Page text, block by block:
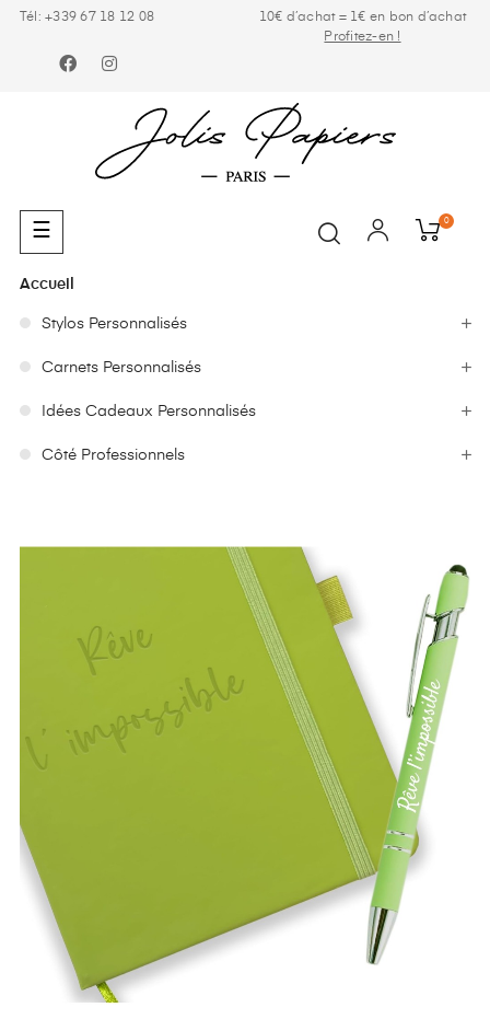
Tél: +339 67 18 12 08
10€ d’achat = 1€ en bon d’achat
Profitez-en !
Facebook
0
Basculer
la
navigation
☰
Accueil
Stylos Personnalisés
Carnets Personnalisés
Idées Cadeaux Personnalisés
Côté Professionnels